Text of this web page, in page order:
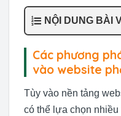
NỘI DUNG BÀI
Các phương
vào website
Tùy vào nền tảng
có thể lựa chọn